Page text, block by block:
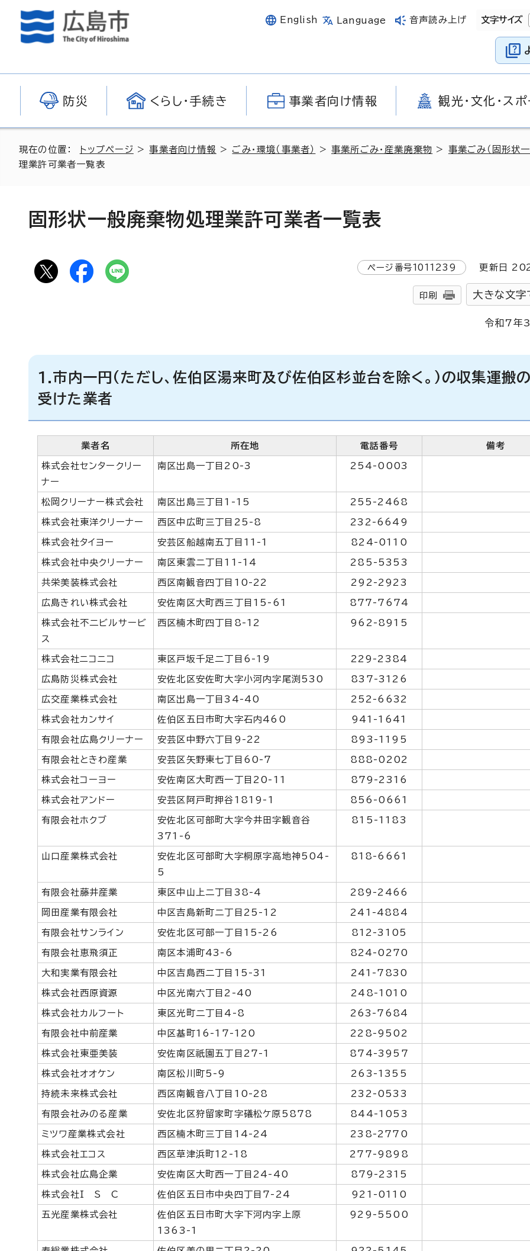
English Language 音声読み上げ 文字サイズ
防災 くらし・手続き 事業者向け情報 観光・文化・ス
現在の位置： トップページ >事業者向け情報 > ごみ・環境（事業者） >事業所ごみ・産業廃棄物 > 事業ごみ（固形状
理業許可業者一覧表
固形状一般廃棄物処理業許可業者一覧表
ページ番号1011239 更新日
印刷 大きな文字
令和7年
1.市内一円(ただし、佐伯区湯来町及び佐伯区杉並台を除く。)の収集運搬
受けた業者
業者名 所在地 電話番号 備考
株式会社センタークリー
ナー
南区出島一丁目20-3 254-0003
松岡クリーナー株式会社 南区出島三丁目1-15 255-2468
株式会社東洋クリーナー 西区中広町三丁目25-8 232-6649
株式会社タイヨー 安芸区船越南五丁目11-1 824-0110
株式会社中央クリーナー 南区東雲二丁目11-14 285-5353
共栄美装株式会社 西区南観音四丁目10-22 292-2923
広島きれい株式会社 安佐南区大町西三丁目15-61 877-7674
株式会社不二ビルサービ
ス
西区楠木町四丁目8-12 962-8915
株式会社ニコニコ 東区戸坂千足二丁目6-19 229-2384
広島防災株式会社 安佐北区安佐町大字小河内字尾渕530 837-3126
広交産業株式会社 南区出島一丁目34-40 252-6632
株式会社カンサイ 佐伯区五日市町大字石内460 941-1641
有限会社広島クリーナー 安芸区中野六丁目9-22 893-1195
有限会社ときわ産業 安芸区矢野東七丁目60-7 888-0202
株式会社コーヨー 安佐南区大町西一丁目20-11 879-2316
株式会社アンドー 安芸区阿戸町押谷1819-1 856-0661
有限会社ホクブ
安佐北区可部町大字今井田字観音谷
371-6
815-1183
山口産業株式会社
安佐北区可部町大字桐原字高地神504-
5
818-6661
有限会社藤井産業 東区中山上二丁目38-4 289-2466
岡田産業有限会社 中区吉島新町二丁目25-12 241-4884
有限会社サンライン 安佐北区可部一丁目15-26 812-3105
有限会社恵飛須正 南区本浦町43-6 824-0270
大和実業有限会社 中区吉島西二丁目15-31 241-7830
株式会社西原資源 中区光南六丁目2-40 248-1010
株式会社カルフート 東区光町二丁目4-8 263-7684
有限会社中前産業 中区基町16-17-120 228-9502
株式会社東亜美装 安佐南区祇園五丁目27-1 874-3957
株式会社オオケン 南区松川町5-9 263-1355
持続未来株式会社 西区南観音八丁目10-28 232-0533
有限会社みのる産業 安佐北区狩留家町字礒松ケ原5878 844-1053
ミツワ産業株式会社 西区楠木町三丁目14-24 238-2770
株式会社エコス 西区草津浜町12-18 277-9898
株式会社広島企業 安佐南区大町西一丁目24-40 879-2315
株式会社I S C 佐伯区五日市中央四丁目7-24 921-0110
五光産業株式会社
佐伯区五日市町大字下河内字上原
1363-1
929-5500